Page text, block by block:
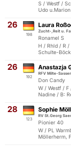
S / Westf /
Udo
26
198
Laura
Zucht-,Reit u.
Ronamel S
H / Rhld / R
Schulte-
26
192
Anastazja
RFV Milte-
Don Candy
W / Westf / F
Nadine / B:
28
123
Sophie
RV St.Georg
Pionier 40
W / PL
Möllerherm,